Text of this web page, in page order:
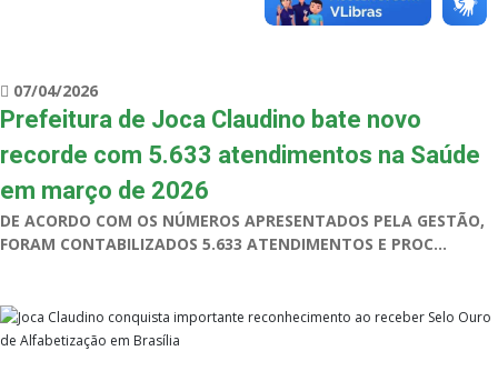
07/04/2026
Prefeitura de Joca Claudino bate novo
recorde com 5.633 atendimentos na Saúde
em março de 2026
DE ACORDO COM OS NÚMEROS APRESENTADOS PELA GESTÃO,
FORAM CONTABILIZADOS 5.633 ATENDIMENTOS E PROC...